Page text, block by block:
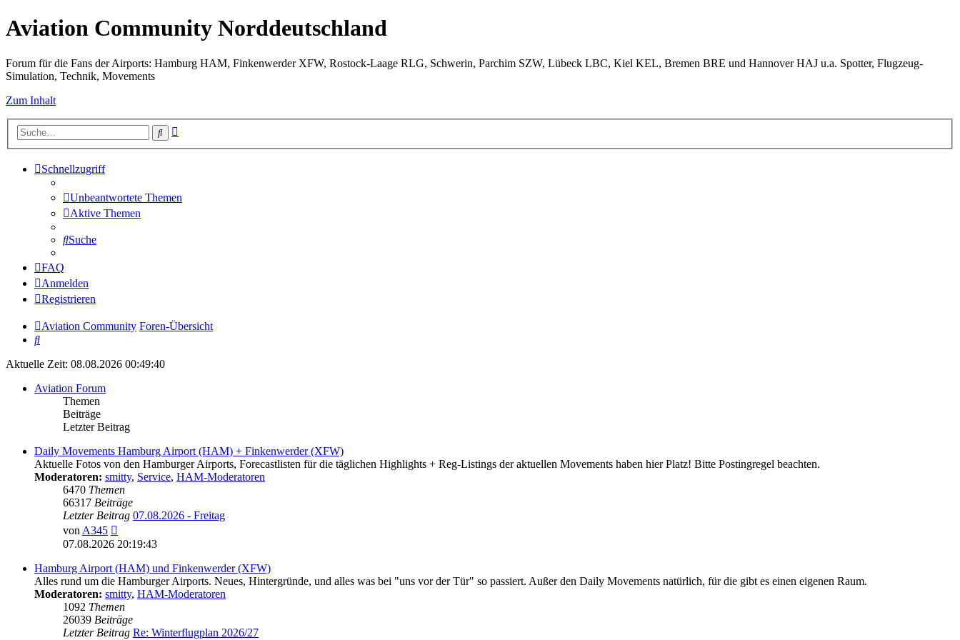
Aviation Community Norddeutschland
Forum für die Fans der Airports: Hamburg HAM, Finkenwerder XFW, Rostock-Laage RLG, Schwerin, Parchim SZW, Lübeck LBC, Kiel KEL, Bremen BRE und Hannover HAJ u.a. Spotter, Flugzeug-
Simulation, Technik, Movements
Zum Inhalt
Suche
Schnellzugriff
Unbeantwortete Themen
Aktive Themen
Suche
FAQ
Anmelden
Registrieren
Aviation Community Foren-Übersicht
Suche
Aktuelle Zeit: 08.08.2026 00:49:40
Aviation Forum
Themen
Beiträge
Letzter Beitrag
Daily Movements Hamburg Airport (HAM) + Finkenwerder (XFW)
Aktuelle Fotos von den Hamburger Airports, Forecastlisten für die täglichen Highlights + Reg-Listings der aktuellen Movements haben hier Platz! Bitte Postingregel beachten.
Moderatoren: smitty, Service, HAM-Moderatoren
6470 Themen
66317 Beiträge
Letzter Beitrag 07.08.2026 - Freitag
vonA345
Beitrag
07.08.2026 20:19:43
Hamburg Airport (HAM) und Finkenwerder (XFW)
Alles rund um die Hamburger Airports. Neues, Hintergründe, und alles was bei "uns vor der Tür" so passiert. Außer den Daily Movements natürlich, für die gibt es einen eigenen Raum.
Moderatoren: smitty, HAM-Moderatoren
1092 Themen
26039 Beiträge
Letzter Beitrag Re: Winterflugplan 2026/27